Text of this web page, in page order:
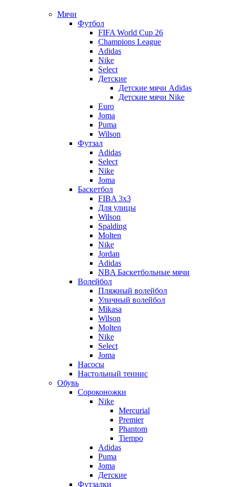
Мячи
Футбол
FIFA World Cup 26
Champions League
Adidas
Nike
Select
Детские
Детские мячи Adidas
Детские мячи Nike
Euro
Joma
Puma
Wilson
Футзал
Adidas
Select
Nike
Joma
Баскетбол
FIBA 3x3
Для улицы
Wilson
Spalding
Molten
Nike
Jordan
Adidas
NBA Баскетбольные мячи
Волейбол
Пляжный волейбол
Уличный волейбол
Mikasa
Wilson
Molten
Nike
Select
Joma
Насосы
Настольный теннис
Обувь
Сороконожки
Nike
Mercurial
Premier
Phantom
Tiempo
Adidas
Puma
Joma
Детские
Футзалки